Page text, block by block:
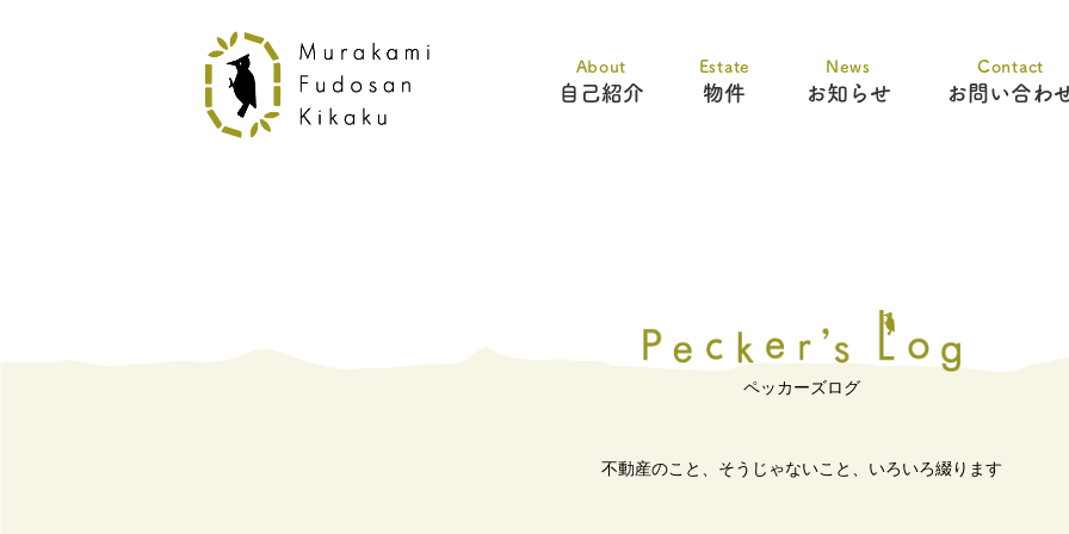
About
自己紹介
Estate
物件
News
お知らせ
Contact
お問い合わ
ペッカーズログ
不動産のこと、そうじゃないこと、 いろいろ綴ります